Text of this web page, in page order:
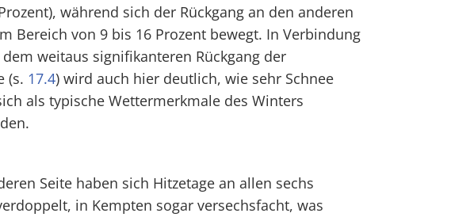
während sich der Rückgang an den anderen
Bereich von 9 bis 16 Prozent bewegt. In Verbindung
weitaus signifikanteren Rückgang der
(s. 17.4) wird auch hier deutlich, wie sehr Schnee
als typische Wettermerkmale des Winters
Seite haben sich Hitzetage an allen sechs
in Kempten sogar versechsfacht, was